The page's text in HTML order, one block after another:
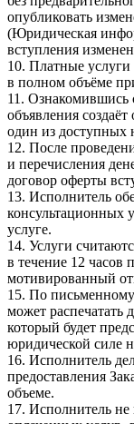
опубликовать
(Юридическая
вступления
10. Платные услуги
в полном объёме
11. Ознакомившись
объявления
один из доступных
12. После
и перечисления
договор оферты
13. Исполнитель
консультационных
услуге.
14. Услуги
в течение 12 часов
мотивированный
15. По
может распечатать
который будет
юридической силе
16. Исполнитель
предоставления
объеме.
17. Исполнитель не